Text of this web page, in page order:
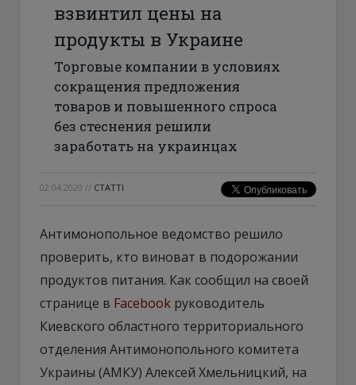
взвинтил цены на
продукты в Украине
Торговые компании в условиях
сокращения предложения
товаров и повышенного спроса
без стеснения решили
заработать на украинцах
02.04.2020 // СТАТТІ
Антимонопольное ведомство решило
проверить, кто виноват в подорожании
продуктов питания. Как сообщил на своей
странице в Facebook руководитель
Киевского областного территориального
отделения Антимонопольного комитета
Украины (АМКУ) Алексей Хмельницкий, на